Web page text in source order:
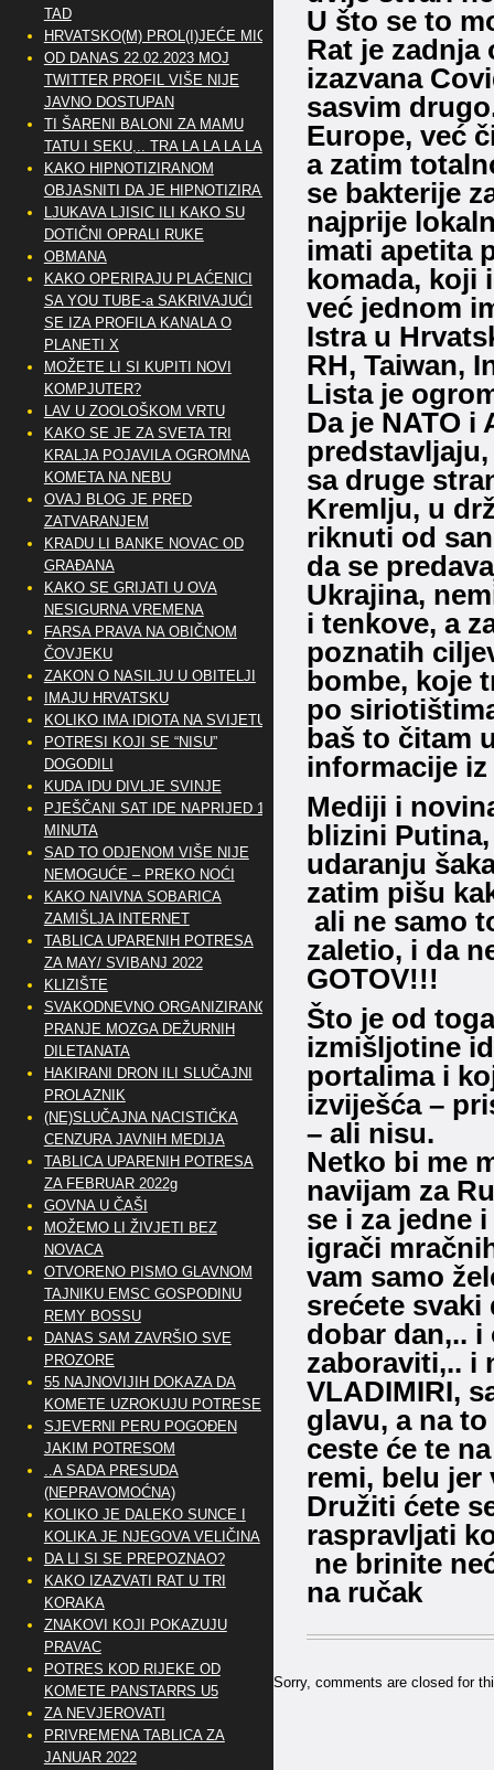
U što se to
Rat je zadnja
izazvana
sasvim
Europe, već
a zatim
se bakterije
najprije
imati apetita
komada, koji
već jednom
Istra u
RH, Taiwan,
Lista je
Da je NATO i
sa druge
Kremlju, u
riknuti od
da se
Ukrajina,
i tenkove, a
poznatih
bombe, koje
po
baš to čitam
informacije
Mediji i
blizini
udaranju
zatim pišu
ali ne samo
zaletio, i da
GOTOV!!!
Što je od
izmišljotine
portalima i
izviješća –
– ali nisu.
Netko bi me
navijam za
se i za jedne
igrači
vam samo
srećete svaki
dobar dan,..
zaboraviti,.. i
VLADIMIRI,
glavu, a na
ceste će te
remi, belu jer
Družiti ćete
raspravljati
ne brinite
na ručak
Sorry, comments are closed for
TAD
HRVATSKO(M) PROL(I)JEĆE MIG
OD DANAS 22.02.2023 MOJ
TWITTER PROFIL VIŠE NIJE
JAVNO DOSTUPAN
TI ŠARENI BALONI ZA MAMU
TATU I SEKU,.. TRA LA LA LA LA
KAKO HIPNOTIZIRANOM
OBJASNITI DA JE HIPNOTIZIRAN
LJUKAVA LJISIC ILI KAKO SU
DOTIČNI OPRALI RUKE
OBMANA
KAKO OPERIRAJU PLAĆENICI
SA YOU TUBE-a SAKRIVAJUĆI
SE IZA PROFILA KANALA O
PLANETI X
MOŽETE LI SI KUPITI NOVI
KOMPJUTER?
LAV U ZOOLOŠKOM VRTU
KAKO SE JE ZA SVETA TRI
KRALJA POJAVILA OGROMNA
KOMETA NA NEBU
OVAJ BLOG JE PRED
ZATVARANJEM
KRADU LI BANKE NOVAC OD
GRAĐANA
KAKO SE GRIJATI U OVA
NESIGURNA VREMENA
FARSA PRAVA NA OBIČNOM
ČOVJEKU
ZAKON O NASILJU U OBITELJI
IMAJU HRVATSKU
KOLIKO IMA IDIOTA NA SVIJETU?
POTRESI KOJI SE “NISU”
DOGODILI
KUDA IDU DIVLJE SVINJE
PJEŠČANI SAT IDE NAPRIJED 10
MINUTA
SAD TO ODJENOM VIŠE NIJE
NEMOGUĆE – PREKO NOĆI
KAKO NAIVNA SOBARICA
ZAMIŠLJA INTERNET
TABLICA UPARENIH POTRESA
ZA MAY/ SVIBANJ 2022
KLIZIŠTE
SVAKODNEVNO ORGANIZIRANO
PRANJE MOZGA DEŽURNIH
DILETANATA
HAKIRANI DRON ILI SLUČAJNI
PROLAZNIK
(NE)SLUČAJNA NACISTIČKA
CENZURA JAVNIH MEDIJA
TABLICA UPARENIH POTRESA
ZA FEBRUAR 2022g
GOVNA U ČAŠI
MOŽEMO LI ŽIVJETI BEZ
NOVACA
OTVORENO PISMO GLAVNOM
TAJNIKU EMSC GOSPODINU
REMY BOSSU
DANAS SAM ZAVRŠIO SVE
PROZORE
55 NAJNOVIJIH DOKAZA DA
KOMETE UZROKUJU POTRESE
SJEVERNI PERU POGOĐEN
JAKIM POTRESOM
..A SADA PRESUDA
(NEPRAVOMOĆNA)
KOLIKO JE DALEKO SUNCE I
KOLIKA JE NJEGOVA VELIČINA
DA LI SI SE PREPOZNAO?
KAKO IZAZVATI RAT U TRI
KORAKA
ZNAKOVI KOJI POKAZUJU
PRAVAC
POTRES KOD RIJEKE OD
KOMETE PANSTARRS U5
ZA NEVJEROVATI
PRIVREMENA TABLICA ZA
JANUAR 2022